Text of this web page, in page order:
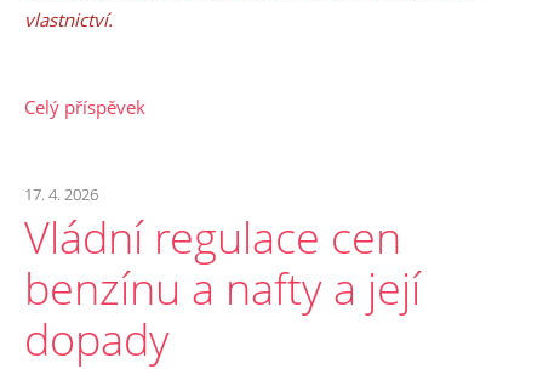
vlastnictví.
Celý příspěvek
17. 4. 2026
Vládní regulace cen
benzínu a nafty a její
dopady